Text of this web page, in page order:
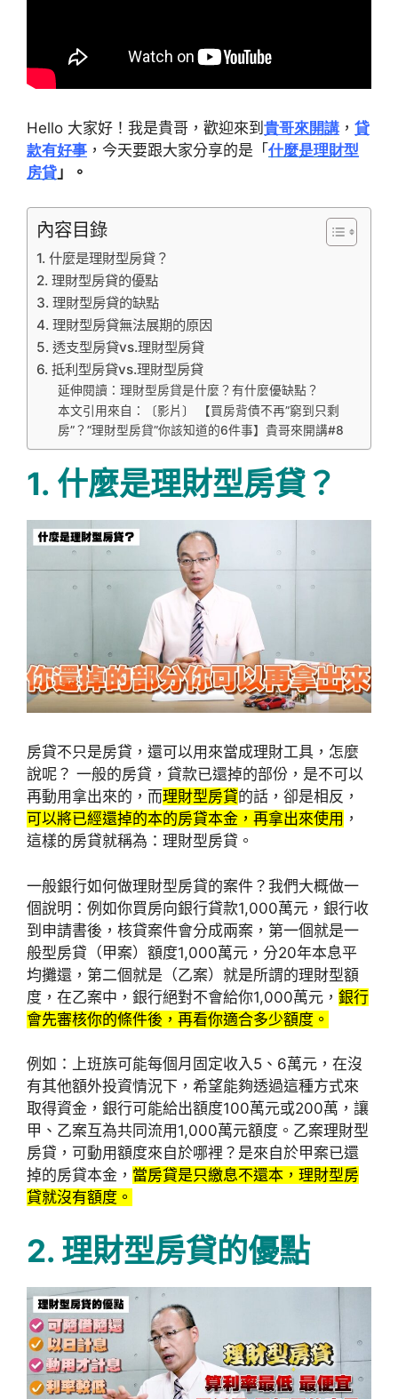
Hello 大家好！我是貴哥，歡迎來到 貴哥來開講 ， 貸
款有好事 ，今天要跟大家分享的是「 什麼是理財型
房貸 」。
內容目錄
1. 什麼是理財型房貸？
2. 理財型房貸的優點
3. 理財型房貸的缺點
4. 理財型房貸無法展期的原因
5. 透支型房貸vs.理財型房貸
6. 抵利型房貸vs.理財型房貸
延伸閱讀：理財型房貸是什麼？有什麼優缺點？
本文引用來自：〔影片〕 【買房背債不再”窮到只剩
房”？”理財型房貸”你該知道的6件事】貴哥來開講#8
1. 什麼是理財型房貸？
房貸不只是房貸，還可以用來當成理財工具，怎麼
說呢？ 一般的房貸，貸款已還掉的部份，是不可以
再動用拿出來的，而理財型房貸的話，卻是相反，
可以將已經還掉的本的房貸本金，再拿出來使用 ，
這樣的房貸就稱為：理財型房貸。
一般銀行如何做理財型房貸的案件？我們大概做一
個說明：例如你買房向銀行貸款1,000萬元，銀行收
到申請書後，核貸案件會分成兩案，第一個就是一
般型房貸（甲案）額度1,000萬元，分20年本息平
均攤還，第二個就是（乙案）就是所謂的理財型額
度，在乙案中，銀行絕對不會給你1,000萬元， 銀行
會先審核你的條件後，再看你適合多少額度。
例如：上班族可能每個月固定收入5、6萬元，在沒
有其他額外投資情況下，希望能夠透過這種方式來
取得資金，銀行可能給出額度100萬元或200萬，讓
甲、乙案互為共同流用1,000萬元額度。乙案理財型
房貸，可動用額度來自於哪裡？是來自於甲案已還
掉的房貸本金， 當房貸是只繳息不還本，理財型房
貸就沒有額度。
2. 理財型房貸的優點